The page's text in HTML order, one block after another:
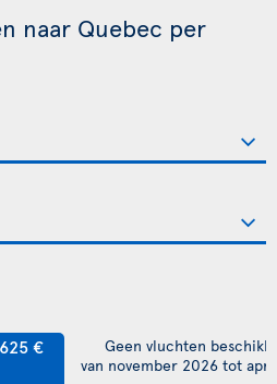
naar Quebec per
625 €
Geen vluchten
van november 2026 tot